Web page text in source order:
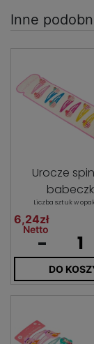
Inne
Urocze
Liczba sztuk w
6,24zł
Netto
-
DO